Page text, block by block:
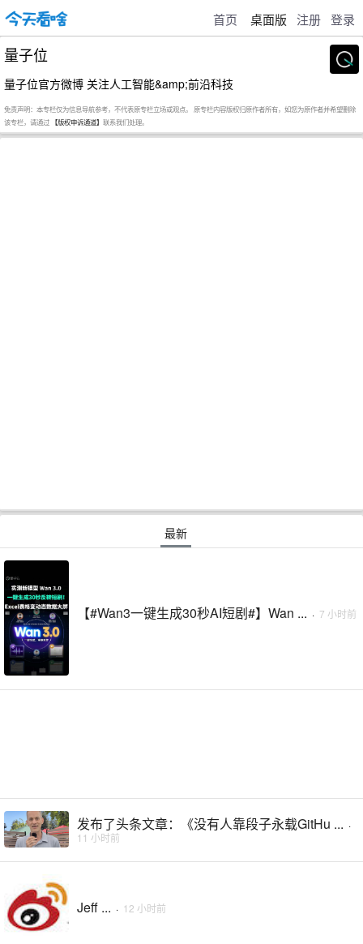
首页 桌面版 注册 登录
量子位
量子位官方微博 关注人工智能&amp;前沿科技
免责声明：本专栏仅为信息导航参考，不代表原专栏立场或观点。 原专栏内容版权归原作者所有，如您为原作者并希望删除
该专栏，请通过 【版权申诉通道】 联系我们处理。
最新
【#Wan3一键生成30秒AI短剧#】Wan ... · 7 小时前
发布了头条文章：《没有人靠段子永载GitHu ... ·
11 小时前
Jeff ... · 12 小时前